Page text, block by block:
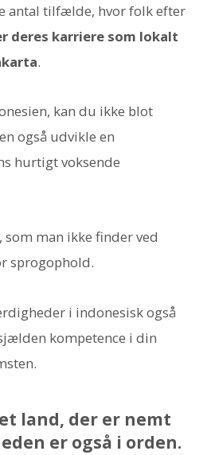
antal tilfælde, hvor folk efter
deres karriere som lokalt
.
kan du ikke blot
også udvikle en
hurtigt voksende
man ikke finder ved
sprogophold.
i indonesisk også
kompetence i din
land, der er nemt
er også i orden.